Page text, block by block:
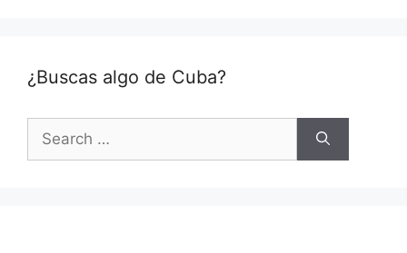
¿Buscas algo de Cuba?
for: